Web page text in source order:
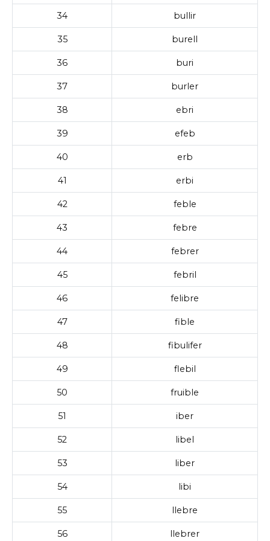
34 bullir
35 burell
36 buri
37 burler
38 ebri
39 efeb
40 erb
41 erbi
42 feble
43 febre
44 febrer
45 febril
46 felibre
47 fible
48 fibulifer
49 flebil
50 fruible
51 iber
52 libel
53 liber
54 libi
55 llebre
56 llebrer